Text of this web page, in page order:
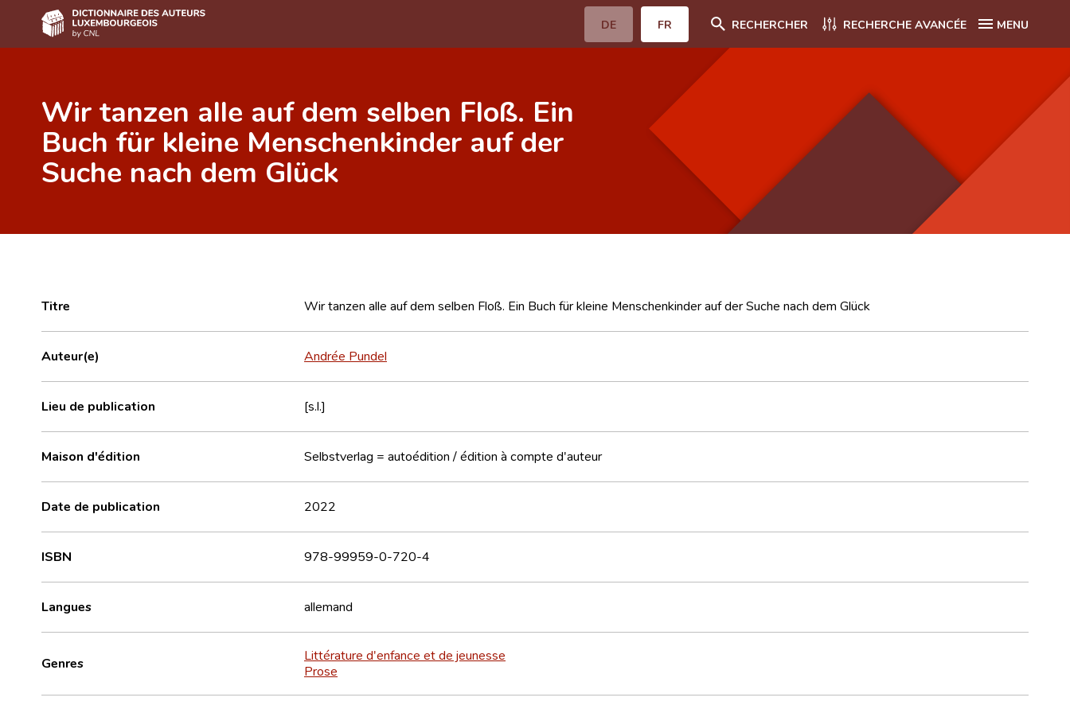
DE FR RECHERCHER RECHERCHE AVANCÉE MENU
Auteur(e)s A-Z
Recherche avancée
Foire aux questions
Équipe scientifique
Wir tanzen alle auf dem selben Floß. Ein
Buch für kleine Menschenkinder auf der
Suche nach dem Glück
Titre Wir tanzen alle auf dem selben Floß. Ein Buch für kleine Menschenkinder auf der Suche nach dem Glück
Auteur(e) Andrée Pundel
Lieu de publication [s.l.]
Maison d'édition Selbstverlag = autoédition / édition à compte d'auteur
Date de publication 2022
ISBN 978-99959-0-720-4
Langues allemand
Genres
Littérature d'enfance et de jeunesse
Prose